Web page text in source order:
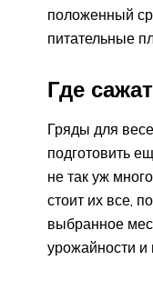
положенный
питательные
Где
Гряды для
подготовить
не так уж
стоит их все,
выбранное
урожайности и